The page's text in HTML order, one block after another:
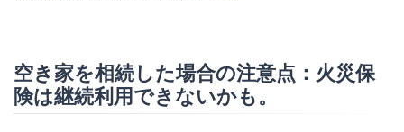
空き家を相続した場合の注意点：火災保
険は継続利用できないかも。